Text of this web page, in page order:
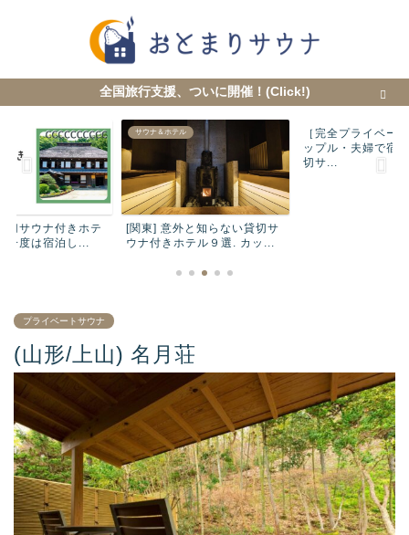
全国旅行支援、ついに開催！(Click!)
切サウナ付きホテ
一度は宿泊し...
サウナ＆ホテル
[関東] 意外と知らない貸切サ
ウナ付きホテル９選. カッ...
サウナ＆ホテル
［完全プライベー
ップル・夫婦で宿
切サ...
プライベートサウナ
(山形/上山) 名月荘